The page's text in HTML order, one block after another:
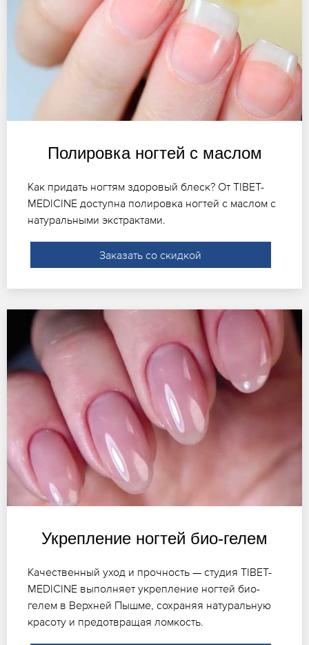
Полировка ногтей с маслом
Как придать ногтям здоровый блеск? От TIBET-
MEDICINE доступна полировка ногтей с маслом с
натуральными экстрактами.
Заказать со скидкой
Укрепление ногтей био-гелем
Качественный уход и прочность — студия TIBET-
MEDICINE выполняет укрепление ногтей био-
гелем в Верхней Пышме, сохраняя натуральную
красоту и предотвращая ломкость.